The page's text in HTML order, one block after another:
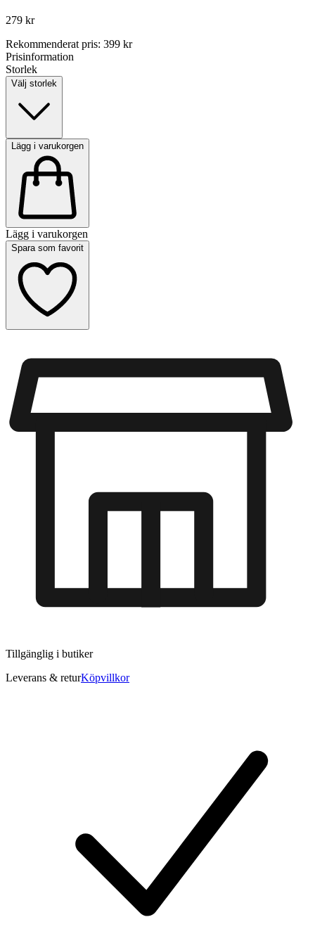
279 kr
Rekommenderat pris: 399 kr
Prisinformation
Storlek
Välj storlek
Lägg i varukorgen
Lägg i varukorgen
Spara som favorit
Tillgänglig i butiker
Leverans & returKöpvillkor